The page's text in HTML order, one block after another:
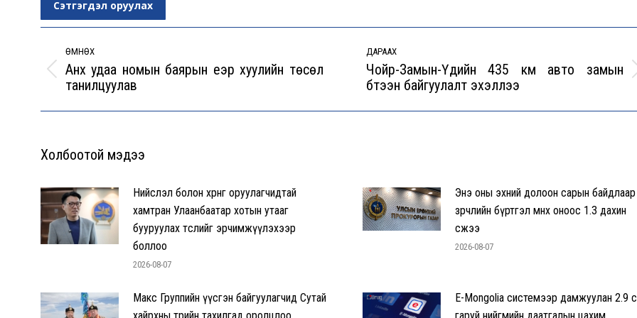
Сэтгэгдэл оруулах
navigation
ӨМНӨХ
Previous
Анх удаа номын баярын үеэр хуулийн төсөл
танилцуулав
ДАРААХ
Next
Чойр-Замын-Үүдийн 435 км авто замын
бүтээн байгуулалт эхэллээ
Холбоотой мэдээ
Нийслэл болон хөрөнгө оруулагчидтай
хамтран Улаанбаатар хотын утааг
бууруулах төслийг эрчимжүүлэхээр
боллоо
2026-08-07
Энэ оны эхний долоон сарын байдлаар
зөрчлийн бүртгэл өмнөх оноос 1.3 дахин
өсжээ
2026-08-07
Макс Группийн үүсгэн байгуулагчид Сутай
хайрхны төрийн тахилгад оролцлоо
E-Mongolia системээр дамжуулан 2.9
гаруй нийгмийн даатгалын цахим